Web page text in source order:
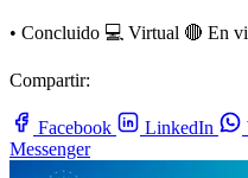
• Concluido 💻 Virtual 🔴 En
Compartir:
Facebook LinkedIn
Messenger